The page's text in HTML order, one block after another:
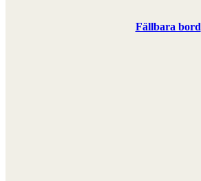
Fällbara bord